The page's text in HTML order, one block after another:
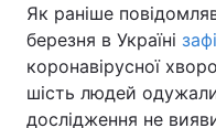
Як раніше
березня в Україні
коронавірусної
шість людей
дослідження не